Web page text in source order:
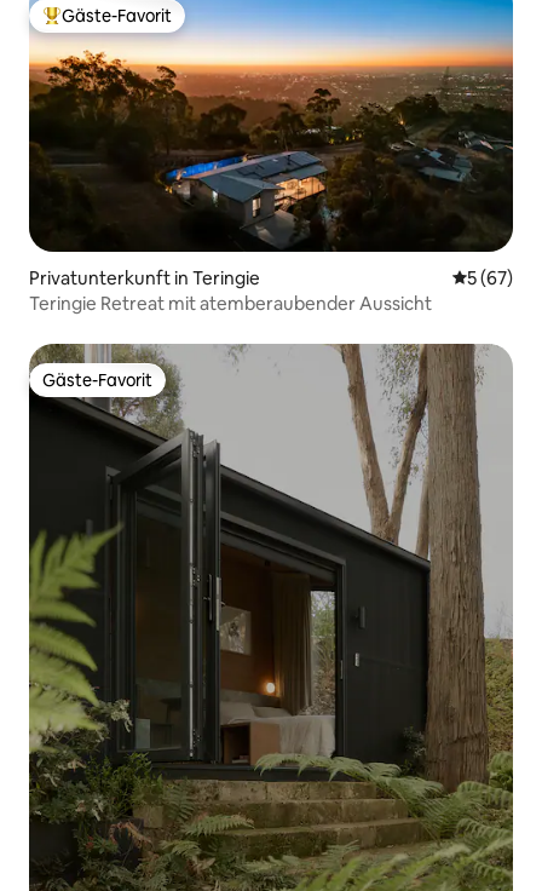
Beliebter Gäste-Favorit.
Gäste-Favorit
Privatunterkunft in Teringie
5 (67)
Teringie Retreat mit atemberaubender Aussicht
Gäste-Favorit
Gäste-Favorit